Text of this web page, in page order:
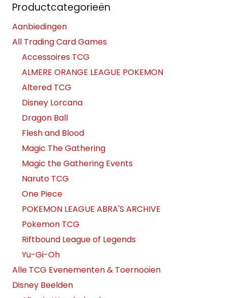
Productcategorieën
Aanbiedingen
All Trading Card Games
Accessoires TCG
ALMERE ORANGE LEAGUE POKEMON
Altered TCG
Disney Lorcana
Dragon Ball
Flesh and Blood
Magic The Gathering
Magic the Gathering Events
Naruto TCG
One Piece
POKEMON LEAGUE ABRA'S ARCHIVE
Pokemon TCG
Riftbound League of Legends
Yu-Gi-Oh
Alle TCG Evenementen & Toernooien
Disney Beelden